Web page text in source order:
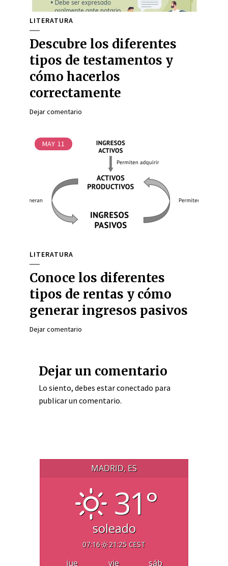
LITERATURA
Descubre los diferentes
tipos de testamentos y
cómo hacerlos
correctamente
Dejar comentario
MAY 11
LITERATURA
Conoce los diferentes
tipos de rentas y cómo
generar ingresos pasivos
Dejar comentario
Dejar un comentario
Lo siento, debes estarconectado para
publicar un comentario.
MADRID, ES
31°
soleado
07:16 21:25 CEST
jue vie sáb